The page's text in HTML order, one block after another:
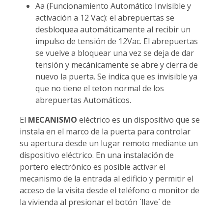
Aa (Funcionamiento Automático Invisible y
activación a 12 Vac): el abrepuertas se
desbloquea automáticamente al recibir un
impulso de tensión de 12Vac. El abrepuertas
se vuelve a bloquear una vez se deja de dar
tensión y mecánicamente se abre y cierra de
nuevo la puerta. Se indica que es invisible ya
que no tiene el teton normal de los
abrepuertas Automáticos.
El MECANISMO eléctrico es un dispositivo que se
instala en el marco de la puerta para controlar
su apertura desde un lugar remoto mediante un
dispositivo eléctrico. En una instalación de
portero electrónico es posible activar el
mecanismo de la entrada al edificio y permitir el
acceso de la visita desde el teléfono o monitor de
la vivienda al presionar el botón ´llave´ de